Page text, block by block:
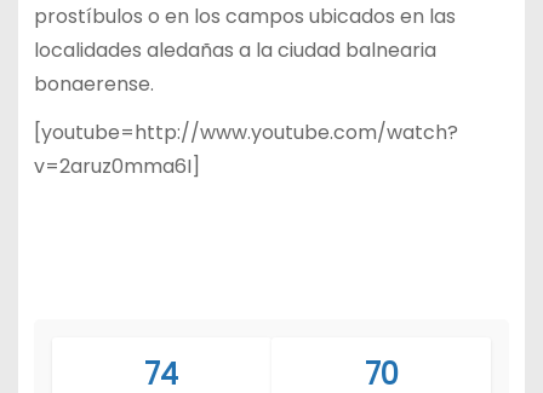
prostíbulos o en los campos ubicados en las
localidades aledañas a la ciudad balnearia
bonaerense.
[youtube=http://www.youtube.com/watch?
v=2aruz0mma6I]
74 70